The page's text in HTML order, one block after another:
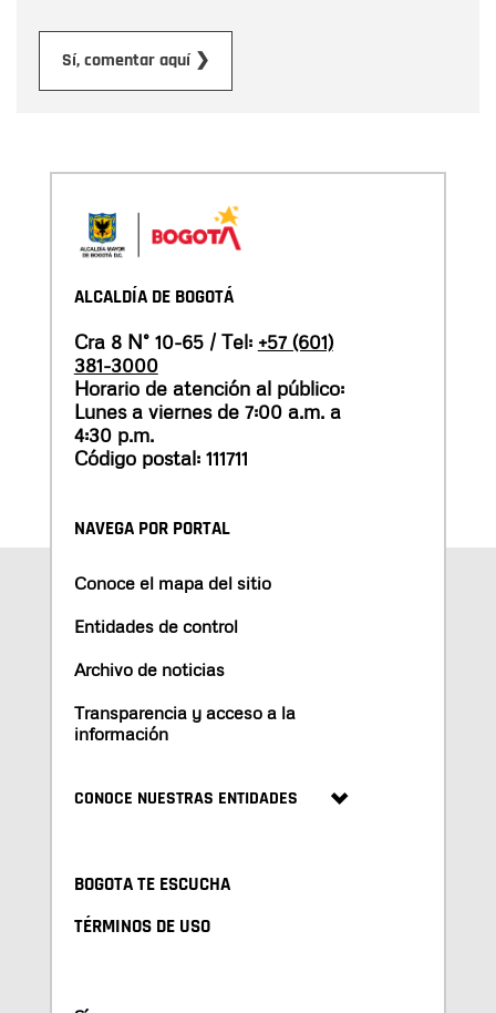
Sí, comentar aquí ❯
ALCALDÍA DE BOGOTÁ
Cra 8 N° 10-65 / Tel: +57 (601)
381-3000
Horario de atención al público:
Lunes a viernes de 7:00 a.m. a
4:30 p.m.
Código postal: 111711
NAVEGA POR PORTAL
Conoce el mapa del sitio
Entidades de control
Archivo de noticias
Transparencia y acceso a la
información
CONOCE NUESTRAS ENTIDADES
BOGOTA TE ESCUCHA
TÉRMINOS DE USO